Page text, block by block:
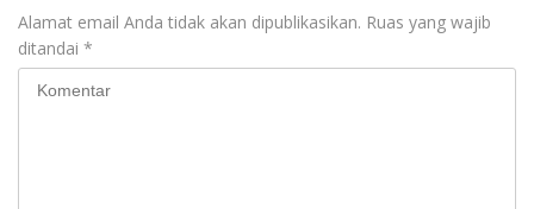
Alamat email Anda tidak akan dipublikasikan. Ruas yang wajib
ditandai *